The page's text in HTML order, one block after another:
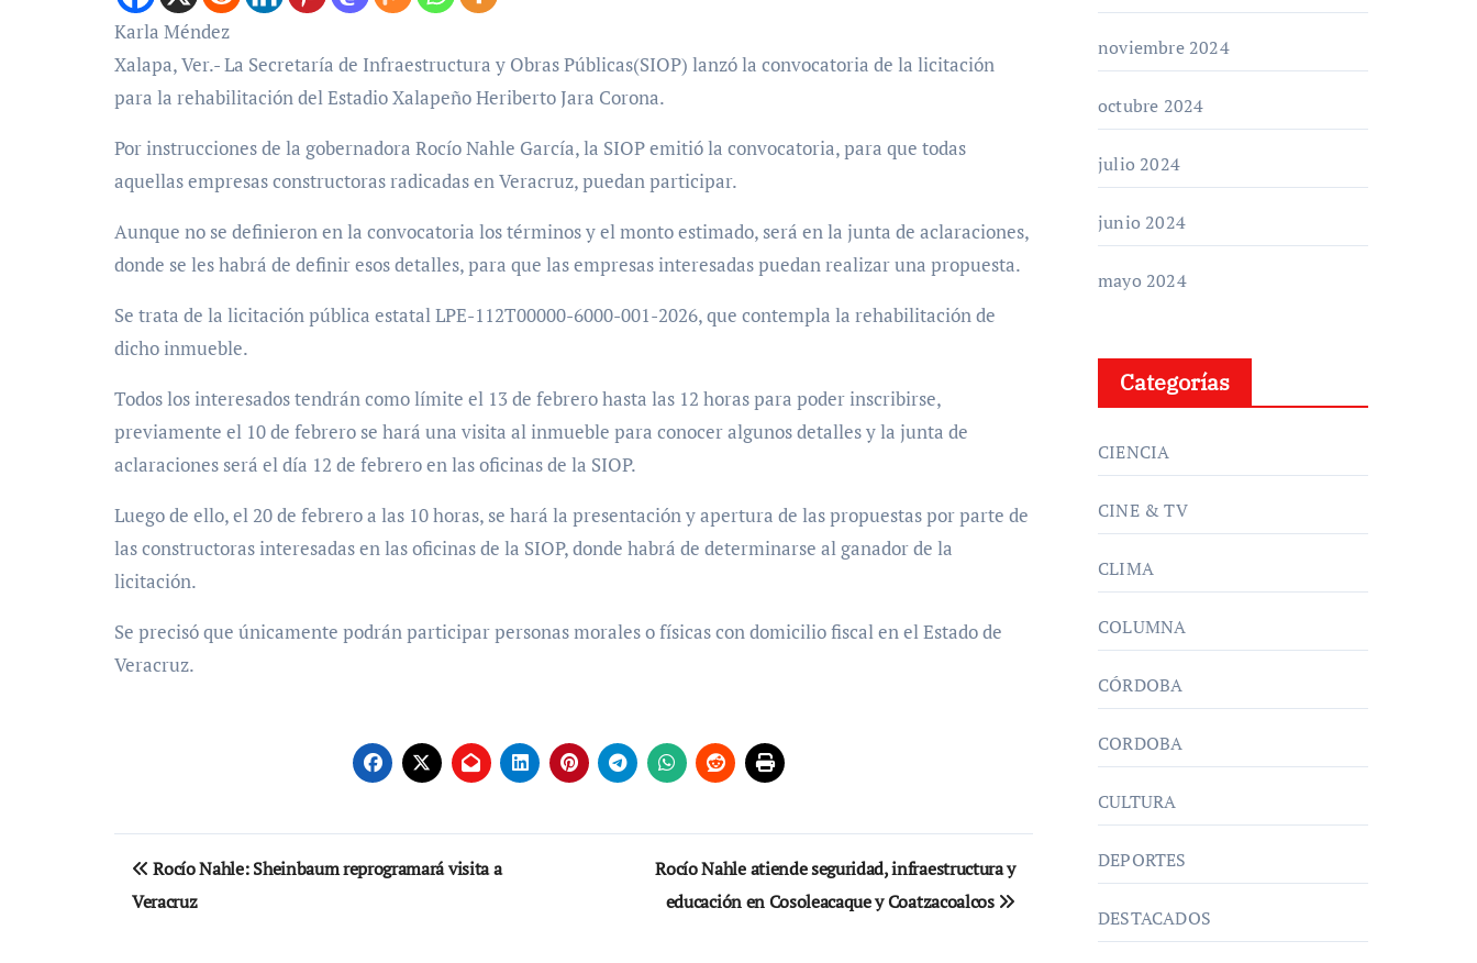
Karla Méndez
Xalapa, Ver.- La Secretaría de Infraestructura y Obras Públicas(SIOP) lanzó la convocatoria de la licitación
para la rehabilitación del Estadio Xalapeño Heriberto Jara Corona.
Por instrucciones de la gobernadora Rocío Nahle García, la SIOP emitió la convocatoria, para que todas
aquellas empresas constructoras radicadas en Veracruz, puedan participar.
Aunque no se definieron en la convocatoria los términos y el monto estimado, será en la junta de aclaraciones,
donde se les habrá de definir esos detalles, para que las empresas interesadas puedan realizar una propuesta.
Se trata de la licitación pública estatal LPE-112T00000-6000-001-2026, que contempla la rehabilitación de
dicho inmueble.
Todos los interesados tendrán como límite el 13 de febrero hasta las 12 horas para poder inscribirse,
previamente el 10 de febrero se hará una visita al inmueble para conocer algunos detalles y la junta de
aclaraciones será el día 12 de febrero en las oficinas de la SIOP.
Luego de ello, el 20 de febrero a las 10 horas, se hará la presentación y apertura de las propuestas por parte de
las constructoras interesadas en las oficinas de la SIOP, donde habrá de determinarse al ganador de la
licitación.
Se precisó que únicamente podrán participar personas morales o físicas con domicilio fiscal en el Estado de
Veracruz.
Navegación
de
Rocío Nahle: Sheinbaum reprogramará visita a
Veracruz
Rocío Nahle atiende seguridad, infraestructura y
educación en Cosoleacaque y Coatzacoalcos
noviembre 2024
octubre 2024
julio 2024
junio 2024
mayo 2024
Categorías
CIENCIA
CINE & TV
CLIMA
COLUMNA
CÓRDOBA
CORDOBA
CULTURA
DEPORTES
DESTACADOS